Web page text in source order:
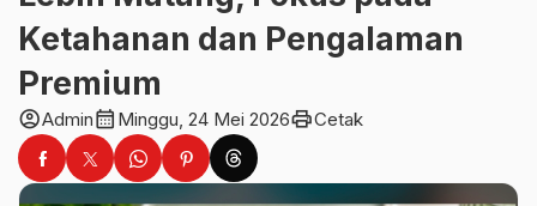
Ketahanan dan Pengalaman
Premium
account_circleAdmincalendar_month Minggu, 24 Mei 2026printCetak